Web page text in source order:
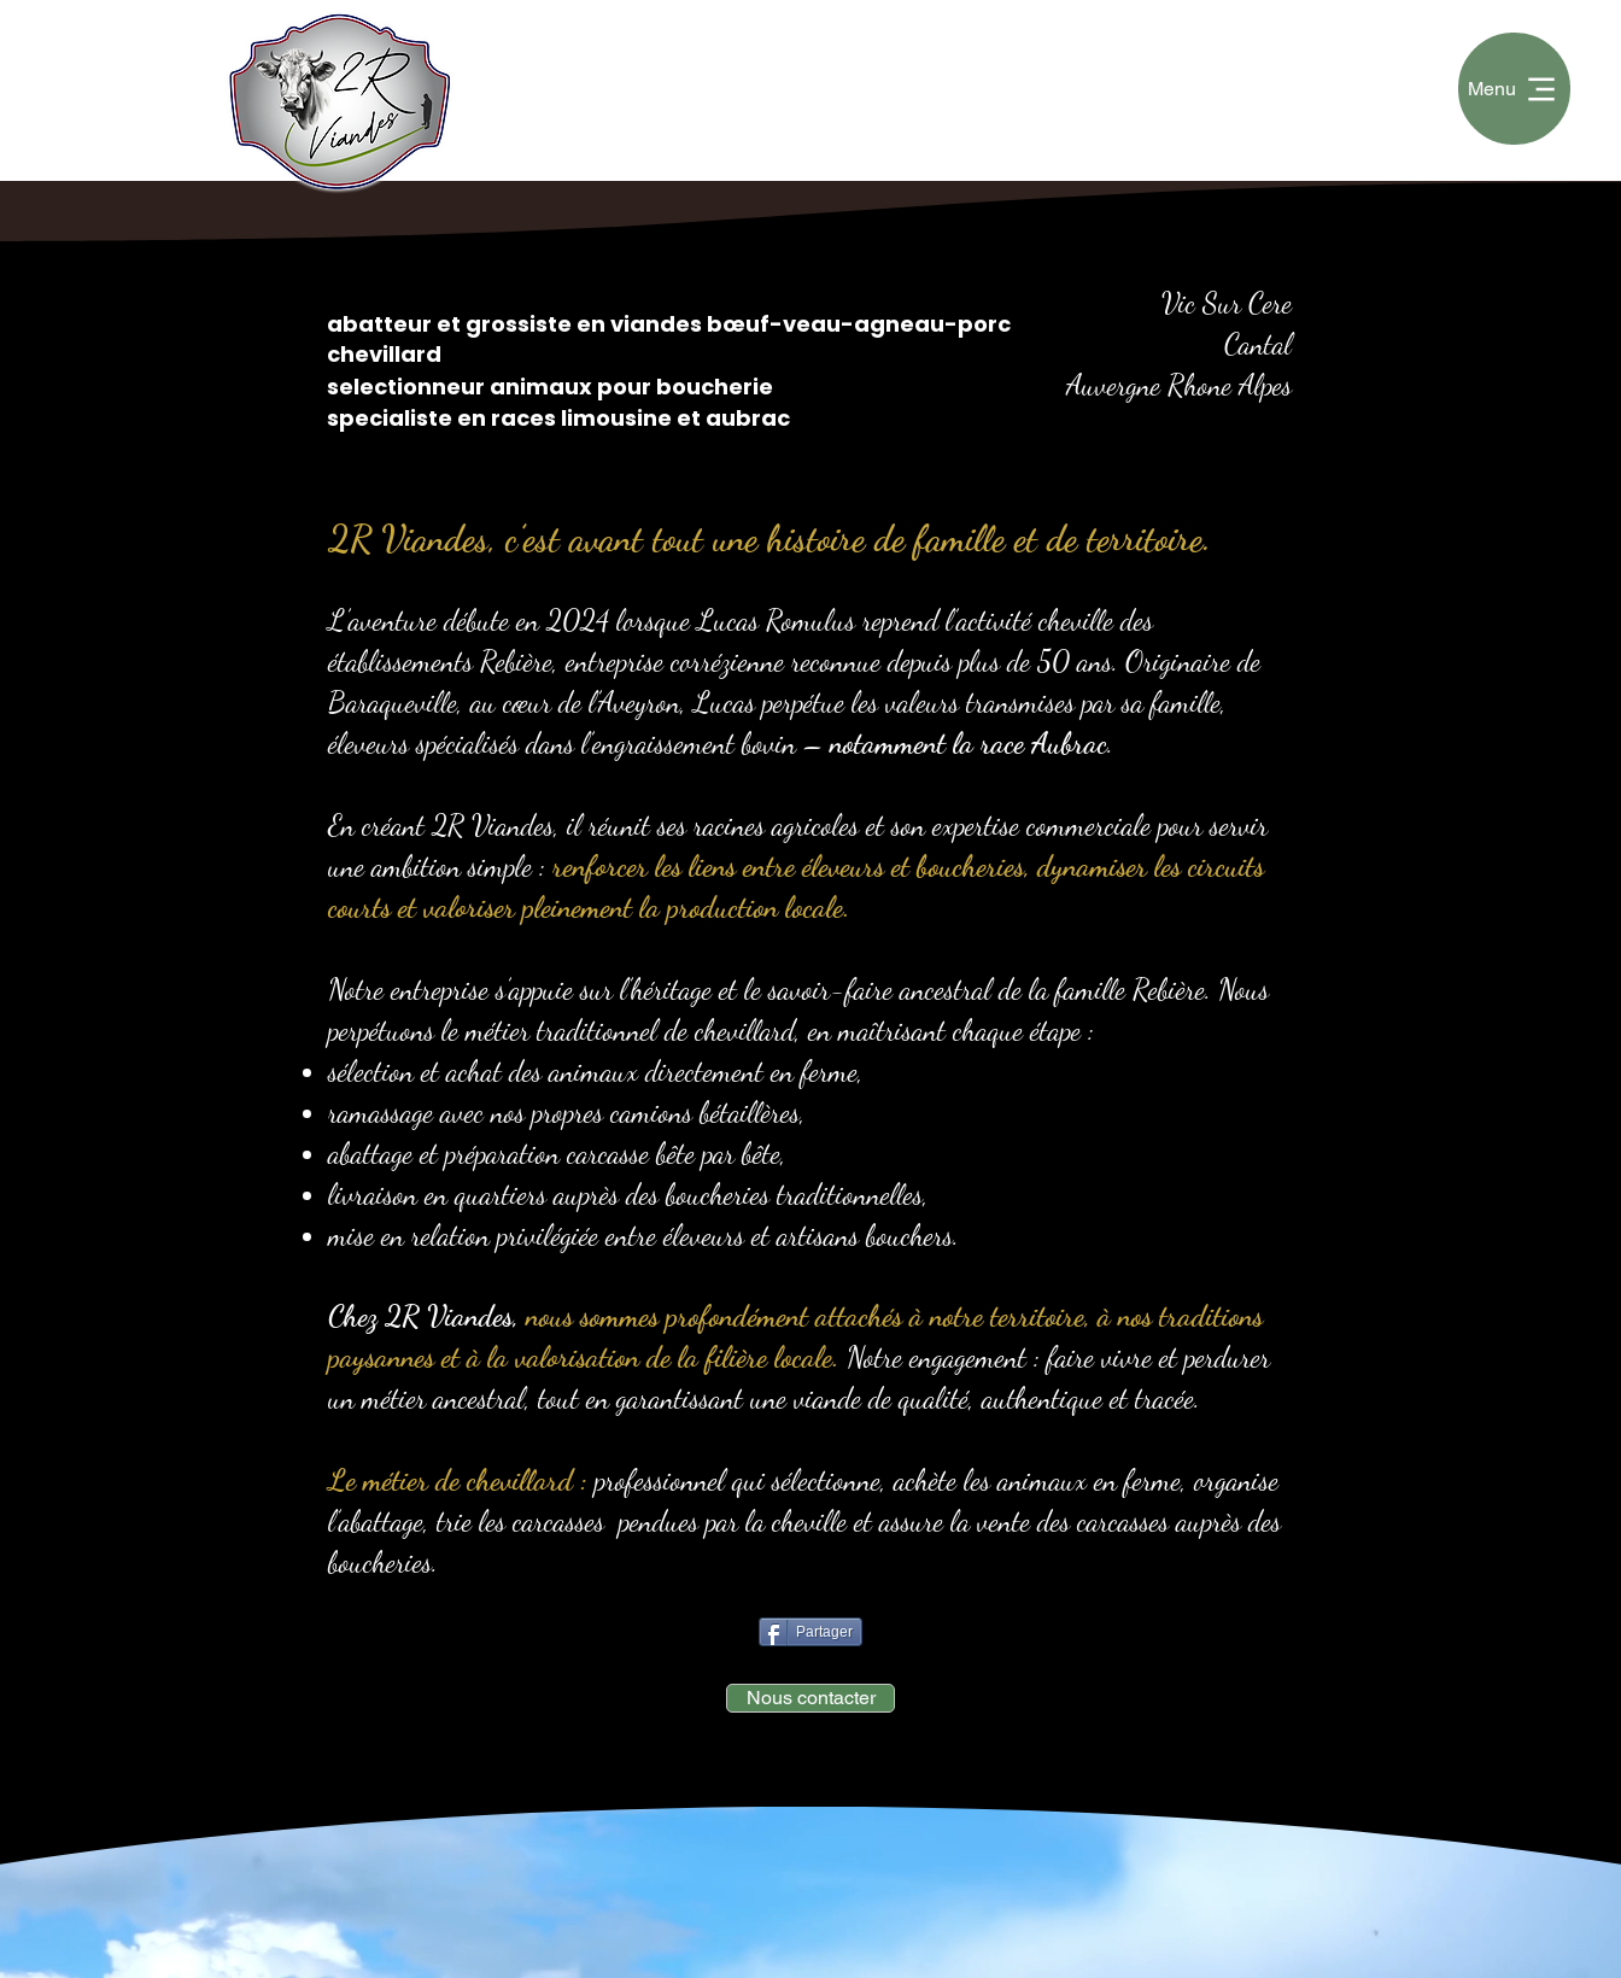
Menu
abatteur et grossiste en viandes bœuf-veau-agneau-porc
chevillard
selectionneur animaux pour boucherie
specialiste en races limousine et aubrac
Vic Sur Cere
Cantal
Auvergne Rhone Alpes
2R Viandes, c’est avant tout une histoire de famille et de territoire.
L’aventure débute en 2024 lorsque Lucas Romulus reprend l’activité cheville des
établissements Rebière, entreprise corrézienne reconnue depuis plus de 50 ans. Originaire de
Baraqueville, au cœur de l’Aveyron, Lucas perpétue les valeurs transmises par sa famille,
éleveurs spécialisés dans l’engraissement bovin –notamment la race Aubrac.
En créant 2R Viandes, il réunit ses racines agricoles et son expertise commerciale pour servir
une ambition simple : renforcer les liens entre éleveurs et boucheries, dynamiser les circuits
courts et valoriser pleinement la production locale.
Notre entreprise s’appuie sur l’héritage et le savoir-faire ancestral de la famille Rebière. Nous
perpétuons le métier traditionnel de chevillard, en maîtrisant chaque étape :
sélection et achat des animaux directement en ferme,
ramassage avec nos propres camions bétaillères,
abattage et préparation carcasse bête par bête,
livraison en quartiers auprès des boucheries traditionnelles,
mise en relation privilégiée entre éleveurs et artisans bouchers.
Chez 2R Viandes,nous sommes profondément attachés à notre territoire, à nos traditions
paysannes et à la valorisation de la filière locale. Notre engagement : faire vivre et perdurer
un métier ancestral, tout en garantissant une viande de qualité, authentique et tracée.
Le métier de chevillard : professionnel qui sélectionne, achète les animaux en ferme, organise
l’abattage, trie les carcasses pendues par la cheville et assure la vente des carcasses auprès des
boucheries.
Partager
Nous contacter